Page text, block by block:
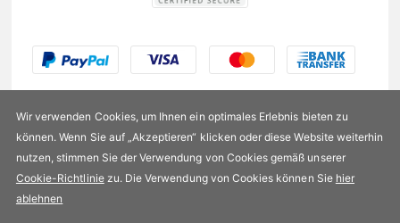
US$204,99
Wir verwenden Cookies, um Ihnen ein optimales Erlebnis bieten zu
können. Wenn Sie auf „Akzeptieren“ klicken oder diese Website weiterhin
nutzen, stimmen Sie der Verwendung von Cookies gemäß unserer
Cookie-Richtliniezu. Die Verwendung von Cookies können Sie hier
ablehnen